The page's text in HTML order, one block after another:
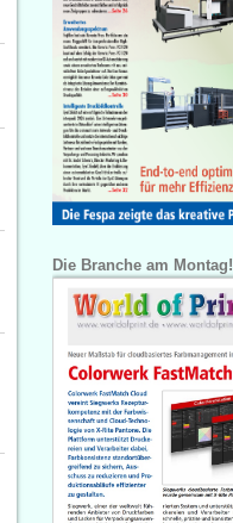
Die Branche am Montag!